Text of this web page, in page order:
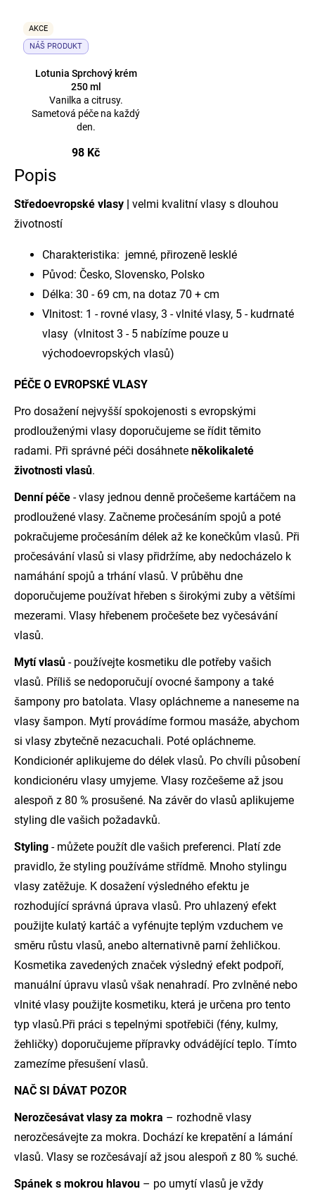
AKCE
NÁŠ PRODUKT
Lotunia Sprchový krém
250 ml
Vanilka a citrusy.
Sametová péče na každý
den.
98 Kč
Popis
Středoevropské vlasy | velmi kvalitní vlasy s dlouhou
životností
Charakteristika: jemné, přirozeně lesklé
Původ: Česko, Slovensko, Polsko
Délka: 30 - 69 cm, na dotaz 70 + cm
Vlnitost: 1 - rovné vlasy, 3 - vlnité vlasy, 5 - kudrnaté
vlasy (vlnitost 3 - 5 nabízíme pouze u
východoevropských vlasů)
PÉČE O EVROPSKÉ VLASY
Pro dosažení nejvyšší spokojenosti s evropskými
prodlouženými vlasy doporučujeme se řídit těmito
radami. Při správné péči dosáhnete několikaleté
životnosti vlasů.
Denní péče - vlasy jednou denně pročešeme kartáčem na
prodloužené vlasy. Začneme pročesáním spojů a poté
pokračujeme pročesáním délek až ke konečkům vlasů. Při
pročesávání vlasů si vlasy přidržíme, aby nedocházelo k
namáhání spojů a trhání vlasů. V průběhu dne
doporučujeme používat hřeben s širokými zuby a většími
mezerami. Vlasy hřebenem pročešete bez vyčesávání
vlasů.
Mytí vlasů - používejte kosmetiku dle potřeby vašich
vlasů. Příliš se nedoporučují ovocné šampony a také
šampony pro batolata. Vlasy opláchneme a naneseme na
vlasy šampon. Mytí provádíme formou masáže, abychom
si vlasy zbytečně nezacuchali. Poté opláchneme.
Kondicionér aplikujeme do délek vlasů. Po chvíli působení
kondicionéru vlasy umyjeme. Vlasy rozčešeme až jsou
alespoň z 80 % prosušené. Na závěr do vlasů aplikujeme
styling dle vašich požadavků.
Styling - můžete použít dle vašich preferenci. Platí zde
pravidlo, že styling používáme střídmě. Mnoho stylingu
vlasy zatěžuje. K dosažení výsledného efektu je
rozhodující správná úprava vlasů. Pro uhlazený efekt
použijte kulatý kartáč a vyfénujte teplým vzduchem ve
směru růstu vlasů, anebo alternativně parní žehličkou.
Kosmetika zavedených značek výsledný efekt podpoří,
manuální úpravu vlasů však nenahradí. Pro zvlněné nebo
vlnité vlasy použijte kosmetiku, která je určena pro tento
typ vlasů.Při práci s tepelnými spotřebiči (fény, kulmy,
žehličky) doporučujeme přípravky odvádějící teplo. Tímto
zamezíme přesušení vlasů.
NAČ SI DÁVAT POZOR
Nerozčesávat vlasy za mokra – rozhodně vlasy
nerozčesávejte za mokra. Dochází ke krepatění a lámání
vlasů. Vlasy se rozčesávají až jsou alespoň z 80 % suché.
Spánek s mokrou hlavou – po umytí vlasů je vždy